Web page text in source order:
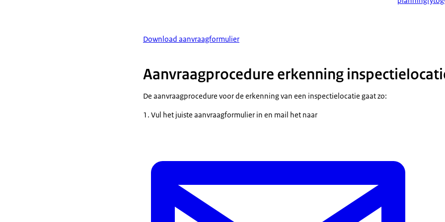
Download aanvraagformulier
Aanvraagprocedure erkenning
De aanvraagprocedure voor de erkenning van een inspectielocatie gaat zo:
Vul het juiste aanvraagformulier in en mail het naar